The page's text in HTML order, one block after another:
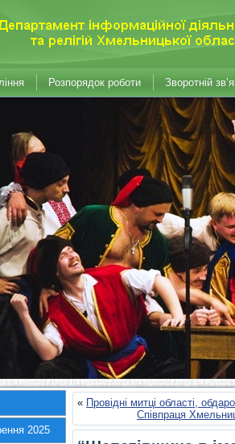
Розпорядок роботи Зворотній
2025
« Провідні митці області,
Співпраця